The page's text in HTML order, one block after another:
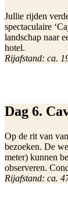
Jullie rijden
spectaculaire
landschap naar
hotel.
Rijafstand: ca.
Dag 6.
Op de rit van
bezoeken. De
meter) kunnen
observeren.
Rijafstand: ca.